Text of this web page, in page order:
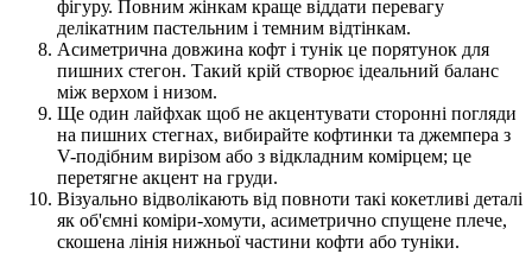
фігуру. Повним жінкам краще віддати перевагу
делікатним пастельним і темним відтінкам.
Асиметрична довжина кофт і тунік це порятунок для
пишних стегон. Такий крій створює ідеальний баланс
між верхом і низом.
Ще один лайфхак щоб не акцентувати сторонні погляди
на пишних стегнах, вибирайте кофтинки та джемпера з
V-подібним вирізом або з відкладним комірцем; це
перетягне акцент на груди.
Візуально відволікають від повноти такі кокетливі деталі
як об'ємні коміри-хомути, асиметрично спущене плече,
скошена лінія нижньої частини кофти або туніки.